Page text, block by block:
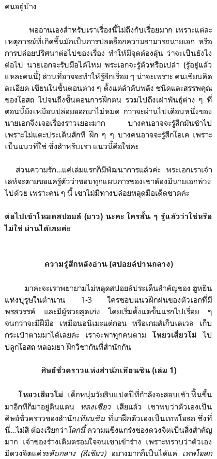
คนอยู่บ้าง
พออ่านเองสำหรับเราเรื่องนี้ไม่ถึงกับเรื่อยมาก เพราะแต่ละ
เหตุการณ์ที่เกิดขึ้นมักเป็นการปลดล็อกความสามารถนายเอก หรือ
การปล่อยปริศนาต่อไปของเรื่อง ทำให้มีจุดต้องลุ้น ว่าจะเป็นยังไง
ต่อไป นายเอกจะรับมือได้ไหม พระเอกจะรู้ตัวหรือเปล่า (รู้อยู่แล้ว
แหละคนนี้) ส่วนที่อาจจะทำให้รู้สึกเรื่อย ๆ น่าจะเพราะ คนเขียนคิด
ละเอียด เขียนในขั้นตอนต่าง ๆ ตั้งแต่ลำดับพลัง ชนิดและสรรพคุณ
ของโอสถ ไปจนถึงขั้นตอนการฝึกตน รวมไปถึงเผ่าพันธุ์ต่าง ๆ ที่
ตอนนี้ยังเหมือนปล่อยออกมาไม่หมด กว่าจะผ่านไปเดือนหนึ่งของ
นายเอกจึงเจอเรื่องราวเยอะมาก บางคนอาจจะรู้สึกมันช้าไป
เพราะไม่แตะประเด็นสักที ฝึก ๆ ๆ บางคนอาจจะรู้สึกโอเค เพราะ
เป็นแนวที่ใช่ ซึ่งสำหรับเรา แนวนี้คือใช่ค่ะ
ส่วนความรัก...แค่เล่มแรกก็มีพัฒนาการแล้วค่ะ พระเอกเราเจ้า
เล่ห์จะตายขอแค่รู้ตัวว่าชอบทุกแผนการของเขาต้องมีนายเอกพ่วง
ไปด้วย เพราะคน ๆ นี้ เขาไม่มีทางปล่อยหลุดมือเด็ดขาดค่ะ
ต่อไปเข้าโหมดสปอยล์ (ยาว) นะคะ ใครสั้น ๆ รู้แล้วว่าใช่หรือ
ไม่ใช่ ผ่านได้เลยค่ะ
ความรู้สึกหลังอ่าน (สปอยล์ปานกลาง)
มาค่ะจะเราพยายามไม่หลุดสปอยล์ประเด็นสำคัญของ ฮูหยิน
แห่งบุรุษในตำนาน 1-3 ใครชอบแนวฝึกฝนของตัวเอกที่มี
พรสวรรค์ และมีผู้ช่วยสุดเก่ง โดยเริ่มตั้งแต่ขั้นแรกไปเรื่อย ๆ
จนกว่าจะมีฝีมือ เหมือนอนิเมะแต่ก่อน หรือเกมส์เก็บเลเวล เก็บ
กระเป๋าตามมาได้เลยค่ะ เราจะพาทุกคนตามโหยวเสี่ยวโม่ ไป
ปลูกโอสถ หลอมยา ฝึกวิชากันที่สำนักกัน
ศิษย์ชั่วคราวแห่งสำนักเทียนซิน (เล่ม 1)
โหยวเสี่ยวโม่ เด็กหนุ่มวัยสิบแปดปีที่กำลังจะสอบเข้า ฟื้นขึ้น
มาอีกทีก็มาอยู่ดินแดน หลงเซียว เสียแล้ว เขาพบว่าตัวเองเป็น
ศิษย์ชั่วคราวของสำนักเทียนซิน ที่มาฝึกตัวเองเป็นเทพโอสถ ซึ่งที่
นี่...ไม่สิ ต้องเรียกว่าโลกนี้ความแข็งแกร่งของดวงจิตเป็นสิ่งสำคัญ
มาก เจ้าของร่างเดิมตรอมใจจนเขาเข้าร่าง เพราะทราบว่าตัวเอง
มีดวงจิตแค่ระดับกลาง (สีเขียว)อย่างมากก็เป็นได้แค่ เทพโอสถ